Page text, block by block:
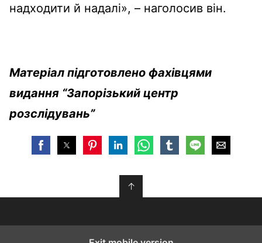
надходити й надалі», – наголосив він.
Матеріал підготовлено фахівцями
видання “Запорізький центр
розслідувань”
↑